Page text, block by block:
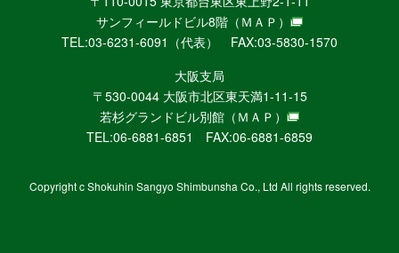
業
新
聞
社
ニ
ュ
ー
WEB
サンフィールドビル8階 （ＭＡＰ）
TEL:03-6231-6091（代表） FAX:03-5830-1570
大阪支局
〒530-0044 大阪市北区東天満1-11-15
若杉グランドビル別館 （ＭＡＰ）
TEL:06-6881-6851 FAX:06-6881-6859
Copyright c Shokuhin Sangyo Shimbunsha Co., Ltd All rights reserved.